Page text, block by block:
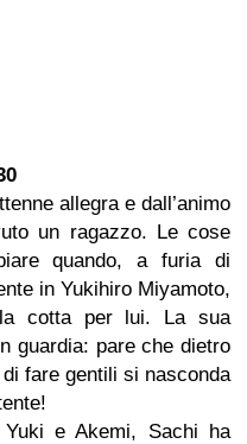
allegra e dall’animo
un ragazzo. Le cose
quando, a furia di
in Yukihiro Miyamoto,
cotta per lui. La sua
guardia: pare che dietro
fare gentili si nasconda
e Akemi, Sachi ha